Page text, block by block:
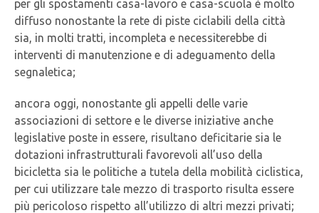
per gli spostamenti casa-lavoro e casa-scuola è molto
diffuso nonostante la rete di piste ciclabili della città
sia, in molti tratti, incompleta e necessiterebbe di
interventi di manutenzione e di adeguamento della
segnaletica;
ancora oggi, nonostante gli appelli delle varie
associazioni di settore e le diverse iniziative anche
legislative poste in essere, risultano deficitarie sia le
dotazioni infrastrutturali favorevoli all’uso della
bicicletta sia le politiche a tutela della mobilità ciclistica,
per cui utilizzare tale mezzo di trasporto risulta essere
più pericoloso rispetto all’utilizzo di altri mezzi privati;